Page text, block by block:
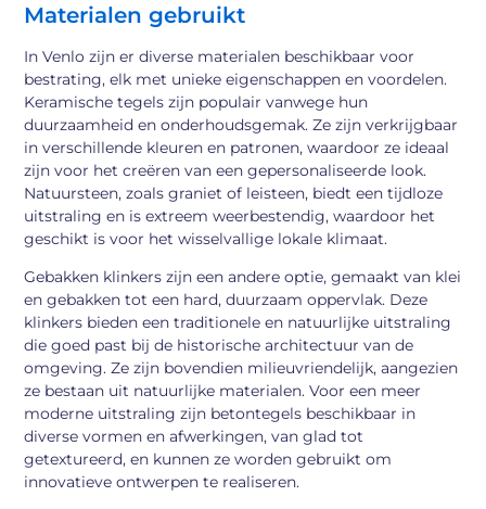
Materialen gebruikt
In Venlo zijn er diverse materialen beschikbaar voor
bestrating, elk met unieke eigenschappen en voordelen.
Keramische tegels zijn populair vanwege hun
duurzaamheid en onderhoudsgemak. Ze zijn verkrijgbaar
in verschillende kleuren en patronen, waardoor ze ideaal
zijn voor het creëren van een gepersonaliseerde look.
Natuursteen, zoals graniet of leisteen, biedt een tijdloze
uitstraling en is extreem weerbestendig, waardoor het
geschikt is voor het wisselvallige lokale klimaat.
Gebakken klinkers zijn een andere optie, gemaakt van klei
en gebakken tot een hard, duurzaam oppervlak. Deze
klinkers bieden een traditionele en natuurlijke uitstraling
die goed past bij de historische architectuur van de
omgeving. Ze zijn bovendien milieuvriendelijk, aangezien
ze bestaan uit natuurlijke materialen. Voor een meer
moderne uitstraling zijn betontegels beschikbaar in
diverse vormen en afwerkingen, van glad tot
getextureerd, en kunnen ze worden gebruikt om
innovatieve ontwerpen te realiseren.